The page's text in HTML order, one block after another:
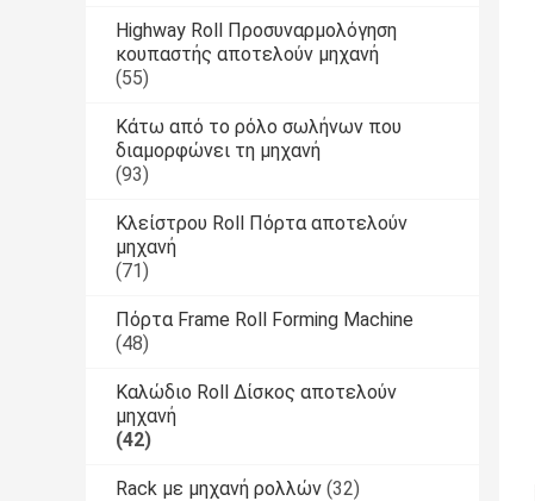
Highway Roll Προσυναρμολόγηση
κουπαστής αποτελούν μηχανή
(55)
Κάτω από το ρόλο σωλήνων που
διαμορφώνει τη μηχανή
(93)
Κλείστρου Roll Πόρτα αποτελούν
μηχανή
(71)
Πόρτα Frame Roll Forming Machine
(48)
Καλώδιο Roll Δίσκος αποτελούν
μηχανή
(42)
Rack με μηχανή ρολλών (32)